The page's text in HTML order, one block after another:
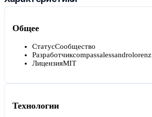
Общее
СтатусСообщество
Разработчикcompassalessandrolorenz
ЛицензияMIT
Технологии